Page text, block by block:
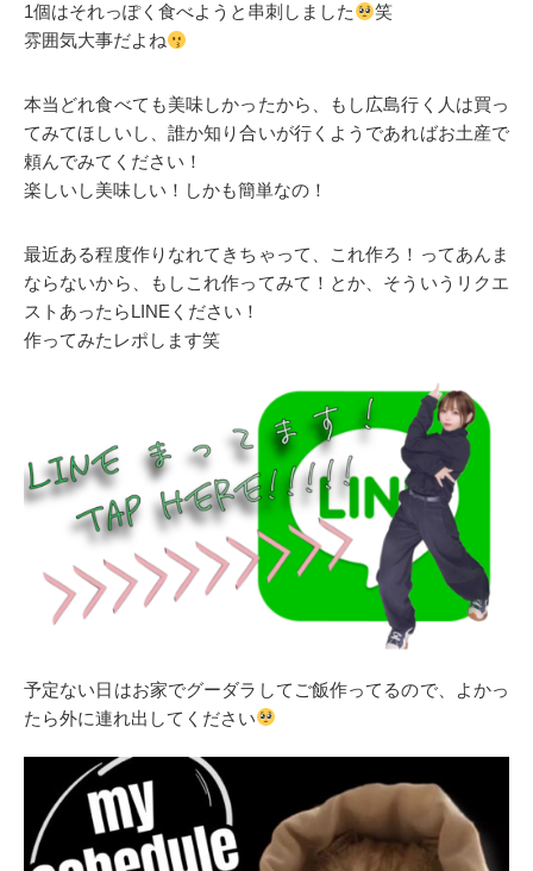
1個はそれっぽく食べようと串刺しました
笑
雰囲気大事だよね
本当どれ食べても美味しかったから、もし広島行く人は買っ
てみてほしいし、誰か知り合いが行くようであればお土産で
頼んでみてください！
楽しいし美味しい！しかも簡単なの！
最近ある程度作りなれてきちゃって、これ作ろ！ってあんま
ならないから、もしこれ作ってみて！とか、そういうリクエ
ストあったらLINEください！
作ってみたレポします笑
予定ない日はお家でグーダラしてご飯作ってるので、よかっ
たら外に連れ出してください